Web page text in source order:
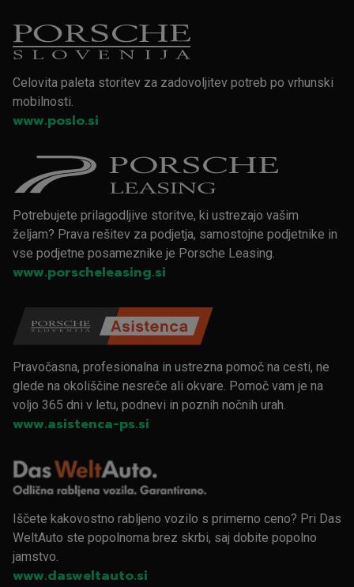
Celovita paleta storitev za zadovoljitev potreb po vrhunski
mobilnosti.
www.poslo.si
Potrebujete prilagodljive storitve, ki ustrezajo vašim
željam? Prava rešitev za podjetja, samostojne podjetnike in
vse podjetne posameznike je Porsche Leasing.
www.porscheleasing.si
Pravočasna, profesionalna in ustrezna pomoč na cesti, ne
glede na okoliščine nesreče ali okvare. Pomoč vam je na
voljo 365 dni v letu, podnevi in poznih nočnih urah.
www.asistenca-ps.si
Iščete kakovostno rabljeno vozilo s primerno ceno? Pri Das
WeltAuto ste popolnoma brez skrbi, saj dobite popolno
jamstvo.
www.dasweltauto.si